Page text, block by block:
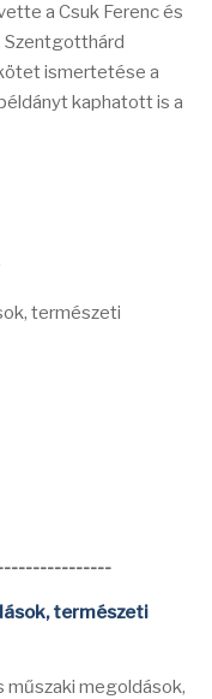
a Csuk Ferenc és
Szentgotthárd
ismertetése a
kaphatott is a
természeti
természeti
műszaki megoldások,